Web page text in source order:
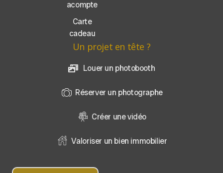
acompte
Carte
cadeau
Un projet en tête ?
Louer un photobooth
Réserver un photographe
Créer une vidéo
Valoriser un bien immobilier